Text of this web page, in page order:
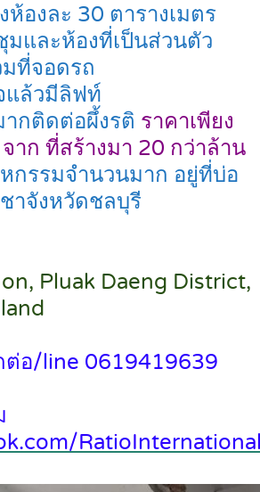
องละ 30 ตารางเมตร
มและห้องที่เป็นส่วนตัว
ที่จอดรถ
แล้วมีลิฟท์
ากติดต่อผึ้งรติ ราคาเพียง
าก ที่สร้างมา 20 กว่าล้าน
กรรมจำนวนมาก อยู่ที่บ่อ
าจังหวัดชลบุรี
Pluak Daeng District,
ต่อ/line 0619419639